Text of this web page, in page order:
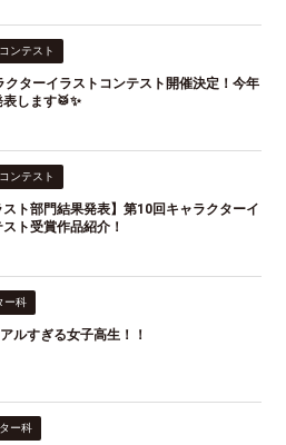
ンテスト
クターイラストコンテスト開催決定！今年
します🥁✨
ンテスト
スト部門結果発表】第10回キャラクターイ
ト受賞作品紹介！
ー科
ルすぎる女子高生！！
ー科